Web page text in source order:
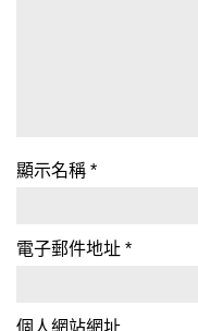
顯示名稱 *
電子郵件地址 *
個人網站網址